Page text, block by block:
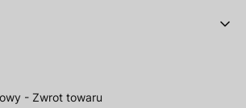
- Zwrot towaru